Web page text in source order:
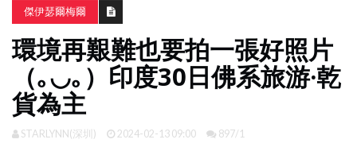
旅
遊
攻
略
體
驗
照
傑伊瑟爾梅爾
環境再艱難也要拍一張好照片
（｡Ӧ◡Ӧ｡）印度30日佛系旅游·乾
貨為主
STARLYNN(深圳) 2024-02-13 09:00 897/1